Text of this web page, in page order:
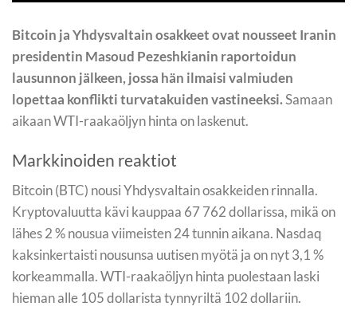
Bitcoin ja Yhdysvaltain osakkeet ovat nousseet Iranin
presidentin Masoud Pezeshkianin raportoidun
lausunnon jälkeen, jossa hän ilmaisi valmiuden
lopettaa konflikti turvatakuiden vastineeksi.Samaan
aikaan WTI-raakaöljyn hinta on laskenut.
Markkinoiden reaktiot
Bitcoin (BTC) nousi Yhdysvaltain osakkeiden rinnalla.
Kryptovaluutta kävi kauppaa 67 762 dollarissa, mikä on
lähes 2 % nousua viimeisten 24 tunnin aikana. Nasdaq
kaksinkertaisti nousunsa uutisen myötä ja on nyt 3,1 %
korkeammalla. WTI-raakaöljyn hinta puolestaan laski
hieman alle 105 dollarista tynnyriltä 102 dollariin.